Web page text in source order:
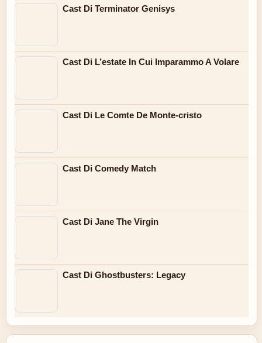
Cast Di Terminator Genisys
Cast Di L’estate In Cui Imparammo A Volare
Cast Di Le Comte De Monte-cristo
Cast Di Comedy Match
Cast Di Jane The Virgin
Cast Di Ghostbusters: Legacy